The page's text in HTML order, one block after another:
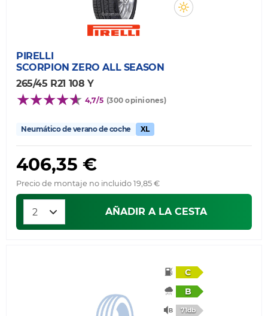
PIRELLI
SCORPION ZERO ALL SEASON
265/45 R21 108 Y
4,7/5 (300 opiniones)
Neumático de verano de coche XL
406,35 €
Precio de montaje no incluido 19,85 €
AÑADIR A LA CESTA
C
B
71db